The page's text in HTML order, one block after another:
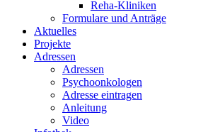
Reha-Kliniken
Formulare und Anträge
Aktuelles
Projekte
Adressen
Adressen
Psychoonkologen
Adresse eintragen
Anleitung
Video